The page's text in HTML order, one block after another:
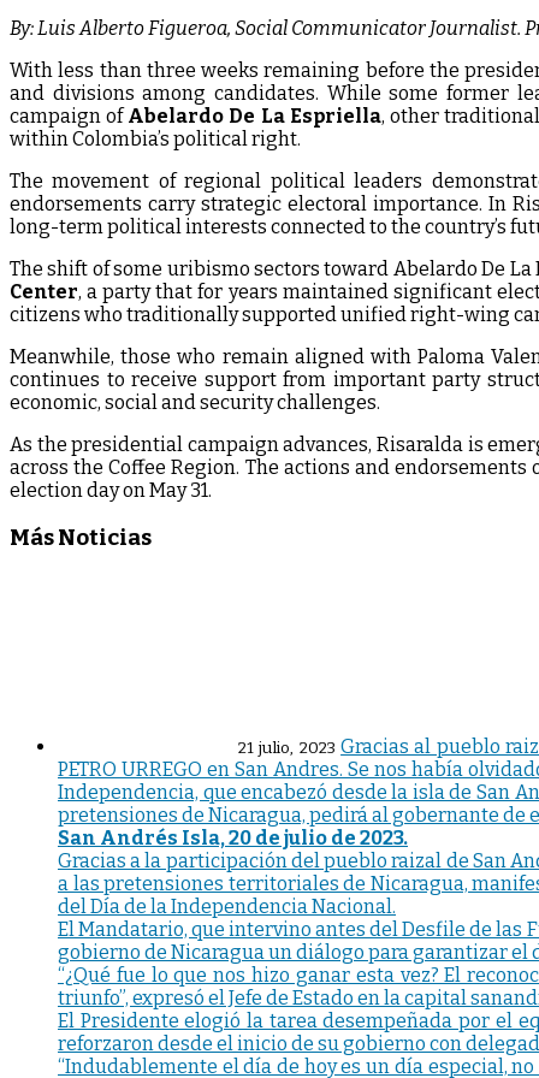
By: Luis Alberto Figueroa, Social Communicator
With less than three weeks remaining before the
and divisions among candidates. While some former
campaign ofAbelardo De La Espriella, other
within Colombia’s political right.
The movement of regional political leaders
endorsements carry strategic electoral importance. In
long-term political interests connected to the country’s
The shift of some uribismo sectors toward Abelardo De
Center, a party that for years maintained significant
citizens who traditionally supported unified right-wing
Meanwhile, those who remain aligned with Paloma
continues to receive support from important party
economic, social and security challenges.
As the presidential campaign advances, Risaralda is
across the Coffee Region. The actions and
election day on May 31.
Más Noticias
21 julio, 2023 Gracias al pueblo
PETRO URREGO en San Andres. Se nos había
Independencia, que encabezó desde la isla de San
pretensiones de Nicaragua, pedirá al gobernante de
San Andrés Isla, 20 de julio de 2023.
Gracias a la participación del pueblo raizal de San
a las pretensiones territoriales de Nicaragua,
del Día de la Independencia Nacional.
El Mandatario, que intervino antes del Desfile de las
gobierno de Nicaragua un diálogo para garantizar el
“¿Qué fue lo que nos hizo ganar esta vez? El
triunfo”, expresó el Jefe de Estado en la capital
El Presidente elogió la tarea desempeñada por el
reforzaron desde el inicio de su gobierno con
“Indudablemente el día de hoy es un día especial,